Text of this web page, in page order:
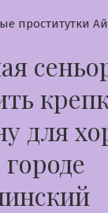
проститутки
для